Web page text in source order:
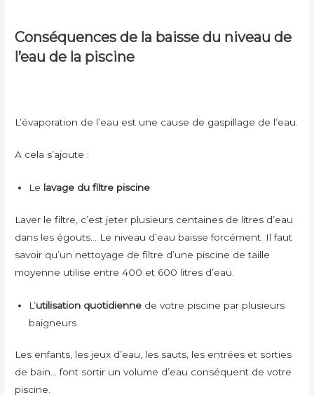
Conséquences de la baisse du niveau de
l’eau de la piscine
L’évaporation de l’eau est une cause de gaspillage de l’eau.
A cela s’ajoute :
Le lavage du filtre piscine
Laver le filtre, c’est jeter plusieurs centaines de litres d’eau
dans les égouts… Le niveau d’eau baisse forcément. Il faut
savoir qu’un nettoyage de filtre d’une piscine de taille
moyenne utilise entre 400 et 600 litres d’eau.
L’utilisation quotidienne de votre piscine par plusieurs
baigneurs
Les enfants, les jeux d’eau, les sauts, les entrées et sorties
de bain… font sortir un volume d’eau conséquent de votre
piscine.